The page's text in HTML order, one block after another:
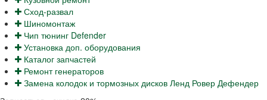
Сход-развал
Шиномонтаж
Чип тюнинг Defender
Установка доп. оборудования
Каталог запчастей
Ремонт генераторов
Замена колодок и тормозных дисков Ленд Ровер Дефендер